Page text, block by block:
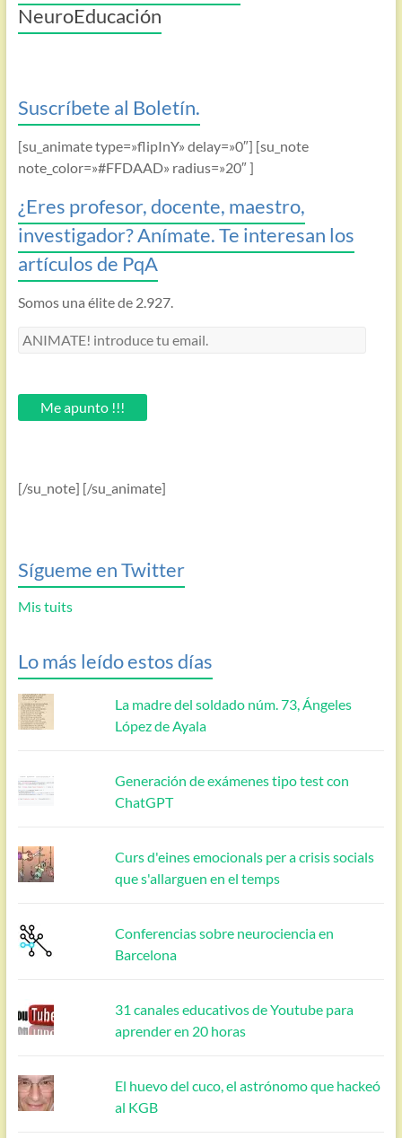
NeuroEducación
Suscríbete al Boletín.
[su_animate type=»flipInY» delay=»0″] [su_note
note_color=»#FFDAAD» radius=»20″ ]
¿Eres profesor, docente, maestro,
investigador? Anímate. Te interesan los
artículos de PqA
Somos una élite de 2.927.
ANIMATE!
email.Me apunto !!!
[/su_note] [/su_animate]
Sígueme en Twitter
Mis tuits
Lo más leído estos días
La madre del soldado núm. 73, Ángeles
López de Ayala
Generación de exámenes tipo test con
ChatGPT
Curs d'eines emocionals per a crisis socials
que s'allarguen en el temps
Conferencias sobre neurociencia en
Barcelona
31 canales educativos de Youtube para
aprender en 20 horas
El huevo del cuco, el astrónomo que hackeó
al KGB